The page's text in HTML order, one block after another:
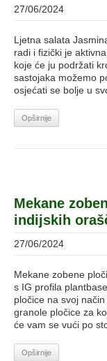
27/06/2024
Ljetna salata
radi i fizički je
koje će ju podržati
sastojaka možemo
osjećati se bolje u
Opširnije
Mekane
indijskih
27/06/2024
Mekane zobene
s IG profila
pločice na svoj
granole pločice za
će vam se vući po
Opširnije